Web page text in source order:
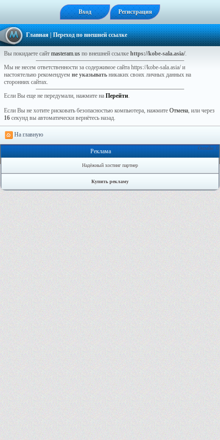
Вход Регистрация
Главная| Переход по внешней ссылке
Вы покидаете сайт masteram.us по внешней ссылке https://kobe-sala.asia/.
Мы не несем ответственности за содержимое сайта https://kobe-sala.asia/ и
настоятельно рекомендуем не указывать никаких своих личных данных на
сторонних сайтах.
Если Вы еще не передумали, нажмите на Перейти.
Если Вы не хотите рисковать безопасностью компьютера, нажмите Отмена, или через
16 секунд вы автоматически вернётесь назад.
На главную
Онлайн: 0
Реклама
Надёжный хостинг партнер
Купить рекламу